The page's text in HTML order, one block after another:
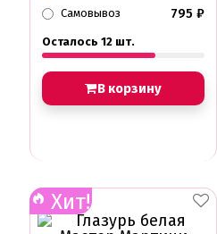
Самовывоз 795 ₽
Осталось 12 шт.
В корзину
Хит!